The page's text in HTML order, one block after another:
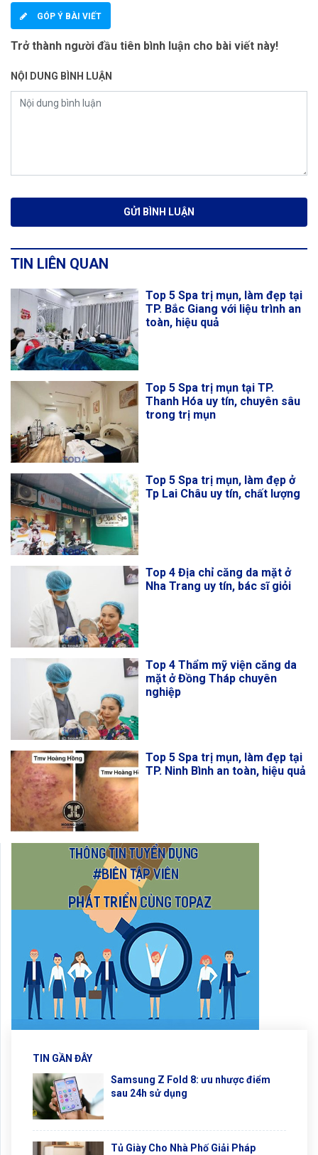
GÓP Ý BÀI VIẾT
Trở thành người đầu tiên bình luận cho bài viết này!
NỘI DUNG BÌNH LUẬN
TIN LIÊN QUAN
Top 5 Spa trị mụn, làm đẹp tại
TP. Bắc Giang với liệu trình an
toàn, hiệu quả
Top 5 Spa trị mụn tại TP.
Thanh Hóa uy tín, chuyên sâu
trong trị mụn
Top 5 Spa trị mụn, làm đẹp ở
Tp Lai Châu uy tín, chất lượng
Top 4 Địa chỉ căng da mặt ở
Nha Trang uy tín, bác sĩ giỏi
Top 4 Thẩm mỹ viện căng da
mặt ở Đồng Tháp chuyên
nghiệp
Top 5 Spa trị mụn, làm đẹp tại
TP. Ninh Bình an toàn, hiệu quả
TIN GẦN ĐÂY
Samsung Z Fold 8: ưu nhược điểm
sau 24h sử dụng
Tủ Giày Cho Nhà Phố Giải Pháp